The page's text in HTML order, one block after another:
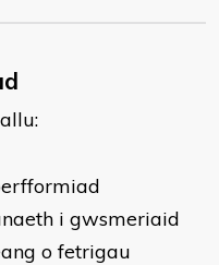
i gwsmeriaid
o fetrigau